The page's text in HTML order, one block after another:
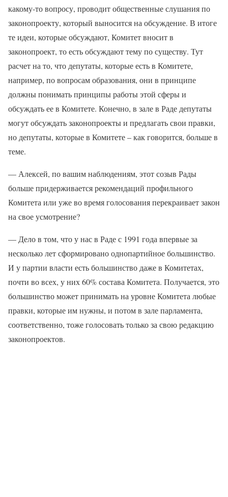
какому-то вопросу, проводит общественные слушания по
законопроекту, который выносится на обсуждение. В итоге
те идеи, которые обсуждают, Комитет вносит в
законопроект, то есть обсуждают тему по существу. Тут
расчет на то, что депутаты, которые есть в Комитете,
например, по вопросам образования, они в принципе
должны понимать принципы работы этой сферы и
обсуждать ее в Комитете. Конечно, в зале в Раде депутаты
могут обсуждать законопроекты и предлагать свои правки,
но депутаты, которые в Комитете – как говорится, больше в
теме.
— Алексей, по вашим наблюдениям, этот созыв Рады
больше придерживается рекомендаций профильного
Комитета или уже во время голосования перекраивает закон
на свое усмотрение?
— Дело в том, что у нас в Раде с 1991 года впервые за
несколько лет сформировано однопартийное большинство.
И у партии власти есть большинство даже в Комитетах,
почти во всех, у них 60% состава Комитета. Получается, это
большинство может принимать на уровне Комитета любые
правки, которые им нужны, и потом в зале парламента,
соответственно, тоже голосовать только за свою редакцию
законопроектов.